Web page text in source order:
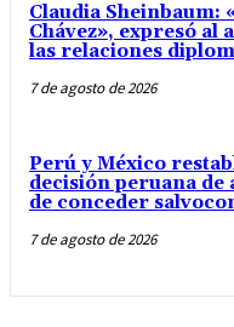
Claudia Sheinbaum:
Chávez», expresó al
las relaciones
7 de agosto de 2026
Perú y México
decisión peruana de
de conceder
7 de agosto de 2026